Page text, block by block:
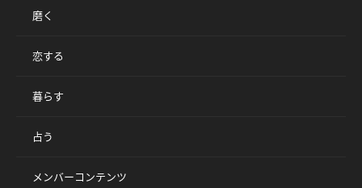
磨く
恋する
暮らす
占う
メンバーコンテンツ